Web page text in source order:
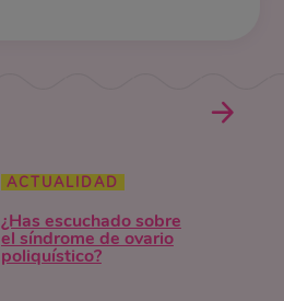
ACTUALIDAD
¿Has escuchado sobre
el síndrome de ovario
poliquístico?